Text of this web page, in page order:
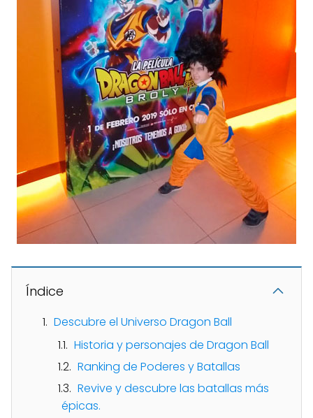
Índice
Descubre el Universo Dragon Ball
Historia y personajes de Dragon Ball
Ranking de Poderes y Batallas
Revive y descubre las batallas más
épicas.